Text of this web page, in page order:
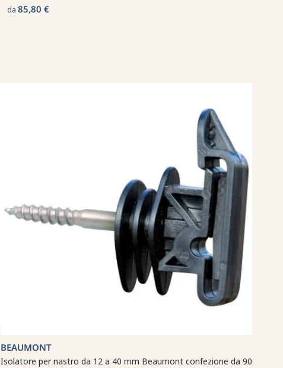
da 85,80 €
BEAUMONT
Isolatore per nastro da 12 a 40 mm Beaumont confezione da 90